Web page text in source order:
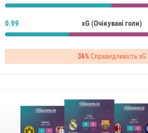
0.99 xG (Очікувані голи)
36%Справедливість xG